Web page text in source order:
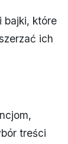
bajki, które
ich
treści